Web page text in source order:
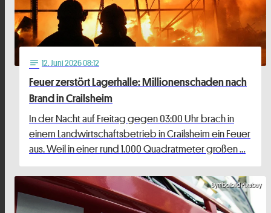
notes 12. Juni 2026 08:12
Feuer zerstört Lagerhalle: Millionenschaden nach
Brand in Crailsheim
In der Nacht auf Freitag gegen 03:00 Uhr brach in
einem Landwirtschaftsbetrieb in Crailsheim ein Feuer
aus. Weil in einer rund 1.000 Quadratmeter großen …
Symbolbild Pixabay